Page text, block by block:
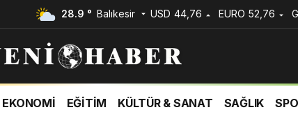
28.9 ° Balıkesir USD 44,76 EURO 52,76
EKONOMİ EĞİTİM KÜLTÜR & SANAT SAĞLIK